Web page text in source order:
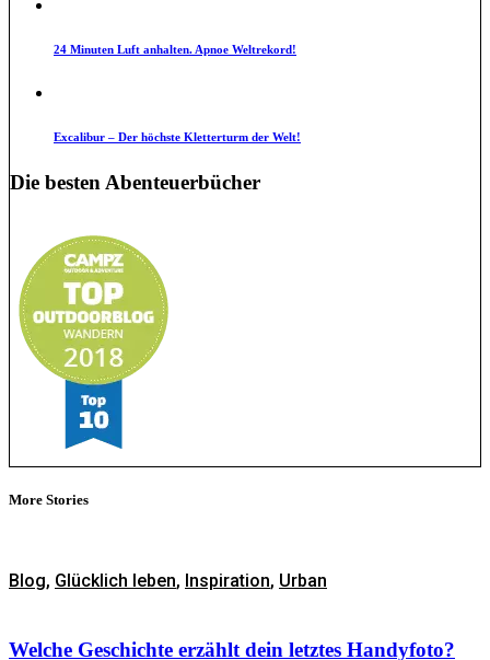
24 Minuten Luft anhalten. Apnoe Weltrekord!
Excalibur – Der höchste Kletterturm der Welt!
Die besten Abenteuerbücher
More Stories
Blog, Glücklich leben, Inspiration, Urban
Welche Geschichte erzählt dein letztes Handyfoto?